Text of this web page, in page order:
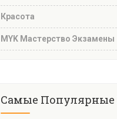
Красота
MYK Мастерство Экзамены
Самые Популярные